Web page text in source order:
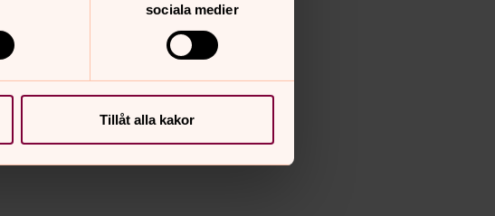
sociala medier
Tillåt alla kakor